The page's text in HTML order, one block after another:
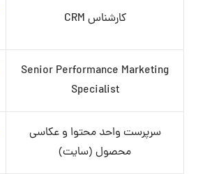
کارشناس CRM
Senior Performance Marketing
Specialist
سرپرست واحد محتوا و عکاسی
محصول (سایت)